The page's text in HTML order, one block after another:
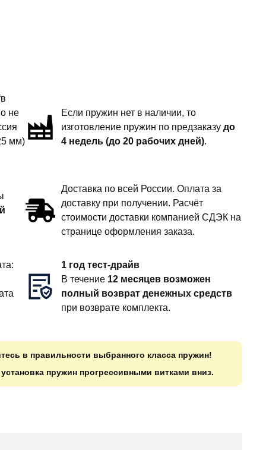
не
мм)
Если пружин нет в наличии, то
изготовление пружин по предзаказудо
4 недель (до 20 рабочих дней).
Доставка по всей России. Оплата за
доставку при получении. Расчёт
стоимости доставки компанией СДЭК на
странице оформления заказа.
1 год тест-драйв
В течение 12 месяцев возможен
полный возврат денежных средств
при возврате комплекта.
в правильности выбранного класса пружин!
пружин прогрессивными витками вниз.